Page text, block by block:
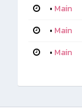
• Main
• Main
• Main